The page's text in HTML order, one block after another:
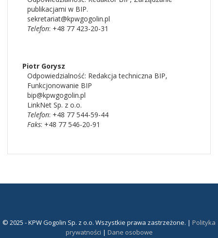
publikacjami w BIP.
sekretariat@kpwgogolin.pl
Telefon: +48 77 423-20-31
Piotr Gorysz
Odpowiedzialność: Redakcja techniczna BIP,
Funkcjonowanie BIP
bip@kpwgogolin.pl
LinkNet Sp. z o.o.
Telefon: +48 77 544-59-44
Faks: +48 77 546-20-91
© 2025 - KPW Gogolin Sp. z o.o. Wszystkie prawa zastrzeżone. | Polityka
prywatności | Dane osobowe